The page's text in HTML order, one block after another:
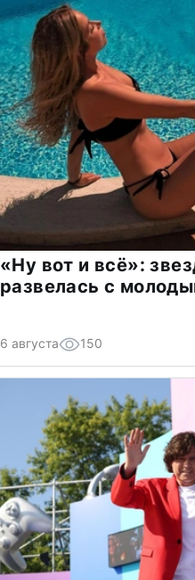
«Ну вот и всё»:
развелась с
6 августа 150